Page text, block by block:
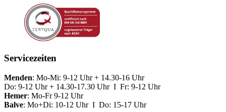
Servicezeiten
Menden: Mo-Mi: 9-12 Uhr + 14.30-16 Uhr
Do: 9-12 Uhr + 14.30-17.30 Uhr I Fr: 9-12 Uhr
Hemer: Mo-Fr 9-12 Uhr
Balve: Mo+Di: 10-12 Uhr I Do: 15-17 Uhr